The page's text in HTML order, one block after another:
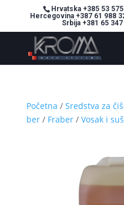
Hrvatska +385 53
Hercegovina +387 61 988
Srbija +381 65
Početna / Sredstva za
ber/ Fraber/ Vosak i